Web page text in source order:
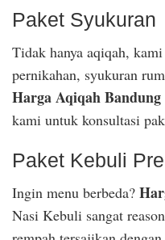
Paket Syukuran
Tidak hanya aqiqah,
pernikahan, syukuran
Harga Aqiqah Bandung
kami untuk konsultasi
Paket Kebuli
Ingin menu berbeda?
Nasi Kebuli sangat